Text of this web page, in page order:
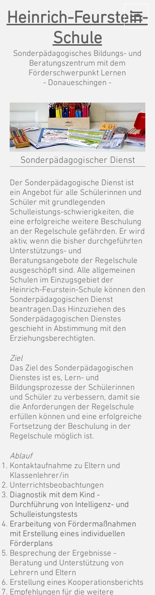
Heinrich-Feurstein-
Schule
Sonderpädagogisches Bildungs- und
Beratungszentrum mit dem
Förderschwerpunkt Lernen
- Donaueschingen -
Sonderpädagogischer Dienst
Der Sonderpädagogische Dienst ist
ein Angebot für alle Schülerinnen und
Schüler mit grundlegenden
Schulleistungs-schwierigkeiten, die
eine erfolgreiche weitere Beschulung
an der Regelschule gefährden. Er wird
aktiv, wenn die bisher durchgeführten
Unterstützungs- und
Beratungsangebote der Regelschule
ausgeschöpft sind. Alle allgemeinen
Schulen im Einzugsgebiet der
Heinrich-Feurstein-Schule können den
Sonderpädagogischen Dienst
beantragen.Das Hinzuziehen des
Sonderpädagogischen Dienstes
geschieht in Abstimmung mit den
Erziehungsberechtigten.
Ziel
Das Ziel des Sonderpädagogischen
Dienstes ist es, Lern- und
Bildungsprozesse der Schülerinnen
und Schüler zu verbessern, damit sie
die Anforderungen der Regelschule
erfüllen können und eine erfolgreiche
Fortsetzung der Beschulung in der
Regelschule möglich ist.
Ablauf
Kontaktaufnahme zu Eltern und
Klassenlehrer/in
Unterrichtsbeobachtungen
Diagnostik mit dem Kind -
Durchführung von Intelligenz- und
Schulleistungstests
Erarbeitung von Fördermaßnahmen
mit Erstellung eines individuellen
Förderplans
Besprechung der Ergebnisse -
Beratung und Unterstützung von
Lehrern und Eltern
Erstellung eines Kooperationsberichts
Empfehlungen für die weitere